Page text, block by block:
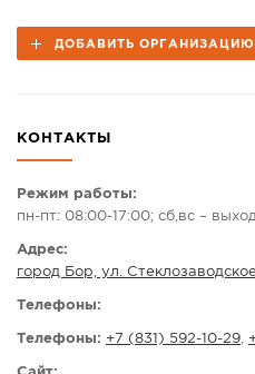
ОБЪЯВЛЕНИЯ
КАМЕРЫ
КОНКУРСЫ
ПРЕДЛОЖИТЬ
ДОБАВИТЬ ОРГАНИЗАЦИЮ
КОНТАКТЫ
Режим работы:
пн-пт: 08:00-17:00; сб,вс –
Адрес:
город Бор, ул.
Телефоны:
Телефоны: +7 (831) 592-10-29,